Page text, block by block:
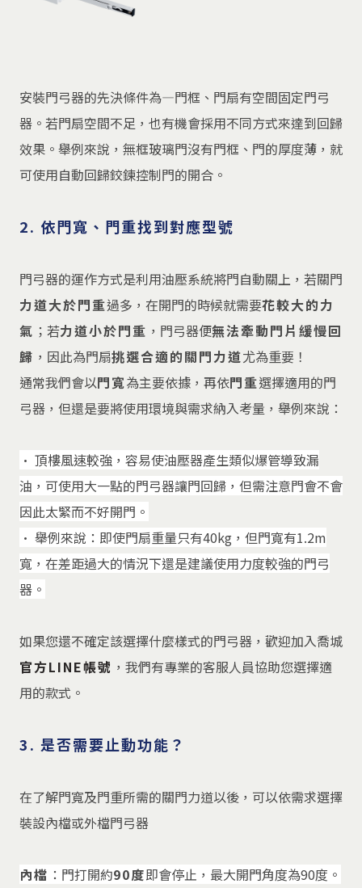
安裝門弓器的先決條件為—門框、門扇有空間固定門弓
器。若門扇空間不足，也有機會採用不同方式來達到回歸
效果。舉例來說，無框玻璃門沒有門框、門的厚度薄，就
可使用自動回歸鉸鍊控制門的開合。
2. 依門寬、門重找到對應型號
門弓器的運作方式是利用油壓系統將門自動關上，若關門
力道大於門重過多，在開門的時候就需要花較大的力
氣 ；若力道小於門重 ，門弓器便無法牽動門片緩慢回
歸 ，因此為門扇挑選合適的關門力道尤為重要！
通常我們會以門寬為主要依據，再依門重選擇適用的門
弓器，但還是要將使用環境與需求納入考量，舉例來說：
• 頂樓風速較強，容易使油壓器產生類似爆管導致漏
油，可使用大一點的門弓器讓門回歸，但需注意門會不會
因此太緊而不好開門。
• 舉例來說：即使門扇重量只有40kg，但門寬有1.2m
寬，在差距過大的情況下還是建議使用力度較強的門弓
器。
如果您還不確定該選擇什麼樣式的門弓器，歡迎加入喬城
官方LINE帳號 ，我們有專業的客服人員協助您選擇適
用的款式。
3. 是否需要止動功能？
在了解門寬及門重所需的關門力道以後，可以依需求選擇
裝設內檔或外檔門弓器
內檔 ：門打開約90度即會停止，最大開門角度為90度。